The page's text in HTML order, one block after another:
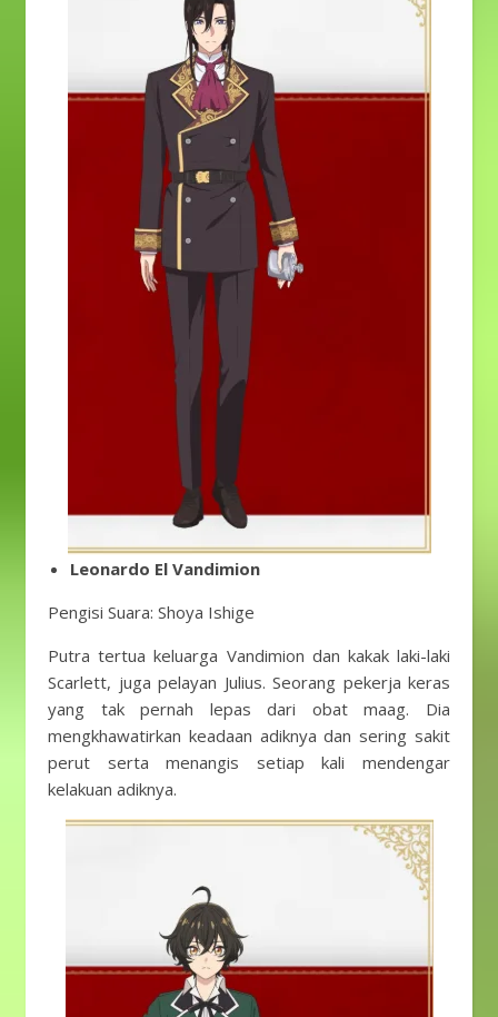
Leonardo El Vandimion
Pengisi Suara: Shoya Ishige
Putra tertua keluarga Vandimion dan kakak laki-laki
Scarlett, juga pelayan Julius. Seorang pekerja keras
yang tak pernah lepas dari obat maag. Dia
mengkhawatirkan keadaan adiknya dan sering sakit
perut serta menangis setiap kali mendengar
kelakuan adiknya.